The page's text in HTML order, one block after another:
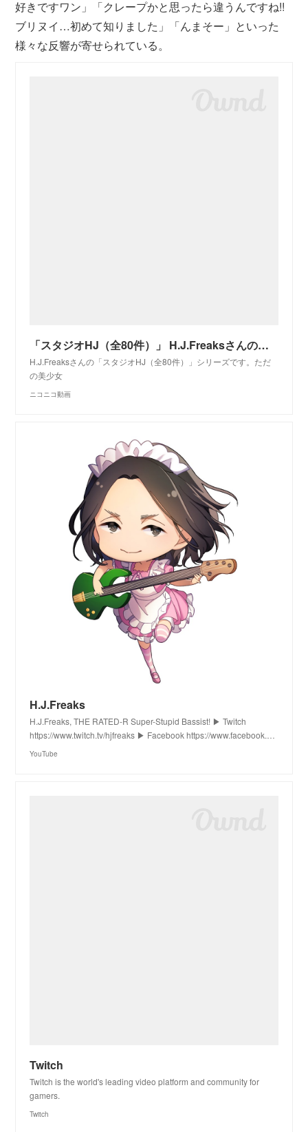
好きですワン」「クレープかと思ったら違うんですね!!
ブリヌイ…初めて知りました」「んまそー」といった
様々な反響が寄せられている。
「スタジオHJ（全80件）」 H.J.Freaksさんのシリーズ - ニコニコ動画
H.J.Freaksさんの「スタジオHJ（全80件）」シリーズです。ただ
の美少女
ニコニコ動画
H.J.Freaks
H.J.Freaks, THE RATED-R Super-Stupid Bassist! ▶ Twitch
https://www.twitch.tv/hjfreaks ▶ Facebook https://www.facebook.…
YouTube
Twitch
Twitch is the world's leading video platform and community for
gamers.
Twitch